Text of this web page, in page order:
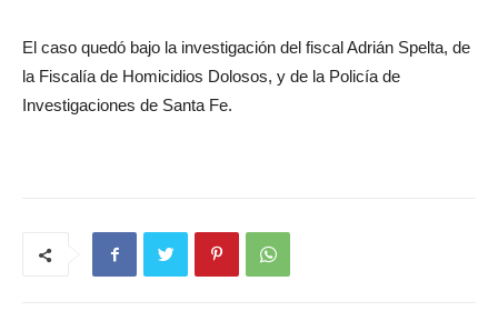
El caso quedó bajo la investigación del fiscal Adrián Spelta, de
la Fiscalía de Homicidios Dolosos, y de la Policía de
Investigaciones de Santa Fe.